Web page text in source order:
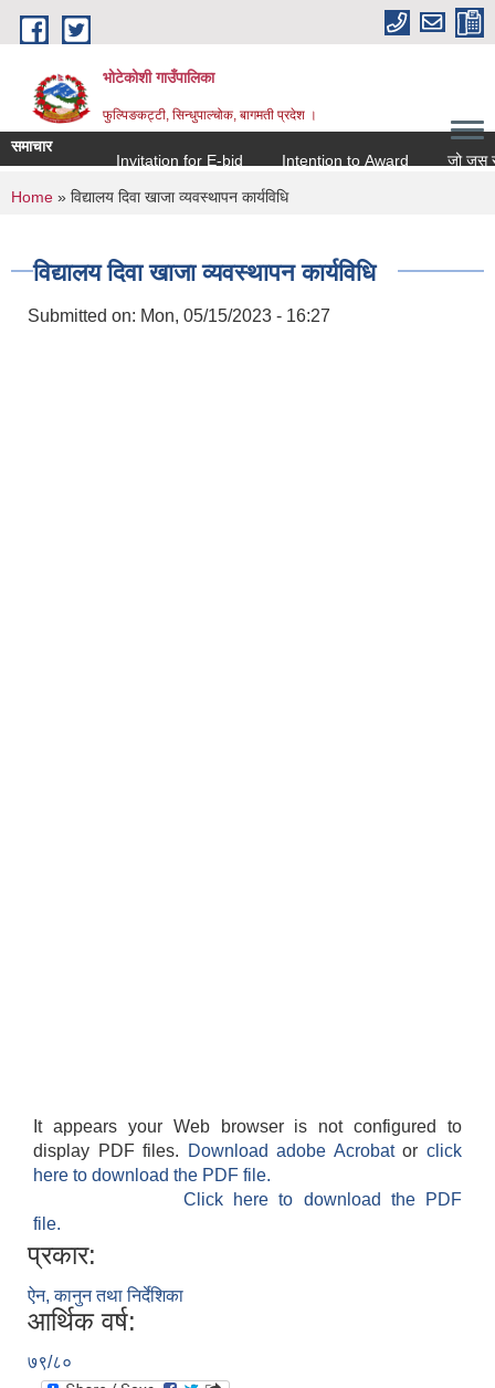
Skip to main content
भोटेकोशी गाउँपालिका
फुल्पिङकट्टी, सिन्धुपाल्चोक, बागमती प्रदेश ।
समाचार
Invitation for E-bid
Intention to Award जो जस संग
You are here
Home » विद्यालय दिवा खाजा व्यवस्थापन कार्यविधि
विद्यालय दिवा खाजा व्यवस्थापन कार्यविधि
Submitted on: Mon, 05/15/2023 - 16:27
It appears your Web browser is not configured to
display PDF files.
Download adobe Acrobatorclick
here to download the PDF file.
Click here to download the PDF
file.
प्रकार:
ऐन, कानुन तथा निर्देशिका
आर्थिक वर्ष:
७९/८०